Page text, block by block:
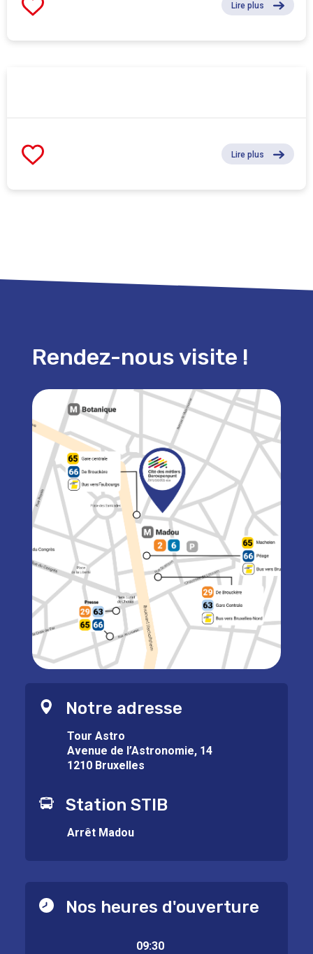
Lire plus
Lire plus
Rendez-nous visite !
Notre adresse
Tour Astro
Avenue de l’Astronomie, 14
1210 Bruxelles
Station STIB
Arrêt Madou
Nos heures d'ouverture
09:30